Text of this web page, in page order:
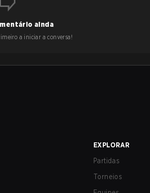
ainda
a iniciar a conversa!
EXPLORAR
Partidas
Torneios